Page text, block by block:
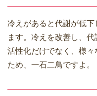
冷えがあると代謝が低
ます。冷えを改善し、
活性化だけでなく、様
ため、一石二鳥ですよ。